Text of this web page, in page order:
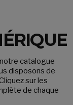
catalogue
disposons de
sur les
de chaque